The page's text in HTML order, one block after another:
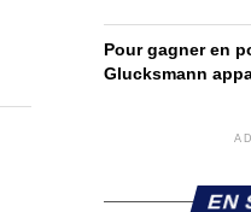
Pour gagner en
Glucksmann
EN